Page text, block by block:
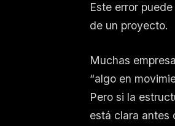
Este error
de un proyecto.
Muchas
“algo en
Pero si la
está clara antes